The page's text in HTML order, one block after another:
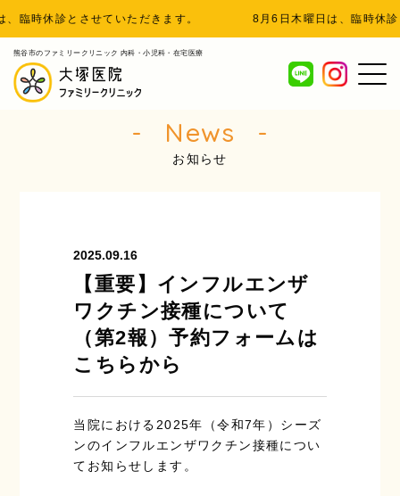
時休診とさせていただきます。 8月6日木曜日は、臨時休診
熊谷市のファミリークリニック 内科・小児科・在宅医療
お知らせ
News
2025.09.16
【重要】インフルエンザ
ワクチン接種について
（第2報）予約フォームは
こちらから
当院における2025年（令和7年）シーズ
ンのインフルエンザワクチン接種につい
てお知らせします。